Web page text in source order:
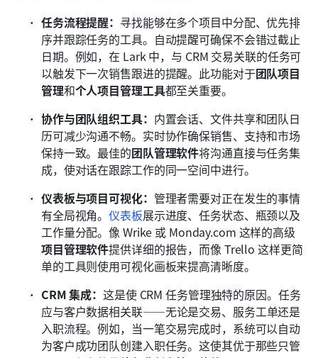
任务流程提醒： 寻找能够在多个项目中分配、优先排
序并跟踪任务的工具。自动提醒可确保不会错过截止
日期。例如，在 Lark 中，与 CRM 交易关联的任务可
以触发下一次销售跟进的提醒。此功能对于团队项目
管理和个人项目管理工具都至关重要。
协作与团队组织工具： 内置会话、文件共享和团队日
历可减少沟通不畅。实时协作确保销售、支持和市场
保持一致。最佳的团队管理软件将沟通直接与任务集
成，使对话在跟踪工作的同一空间中进行。
仪表板与项目可视化： 管理者需要对正在发生的事情
有全局视角。仪表板展示进度、任务状态、瓶颈以及
工作量分配。像 Wrike 或 Monday.com 这样的高级
项目管理软件提供详细的报告，而像 Trello 这样更简
单的工具则使用可视化画板来提高清晰度。
CRM 集成：这是使 CRM 任务管理独特的原因。任务
应与客户数据相关联——无论是交易、服务工单还是
入职流程。例如，当一笔交易完成时，系统可以自动
为客户成功团队创建入职任务。这使其优于那些只管